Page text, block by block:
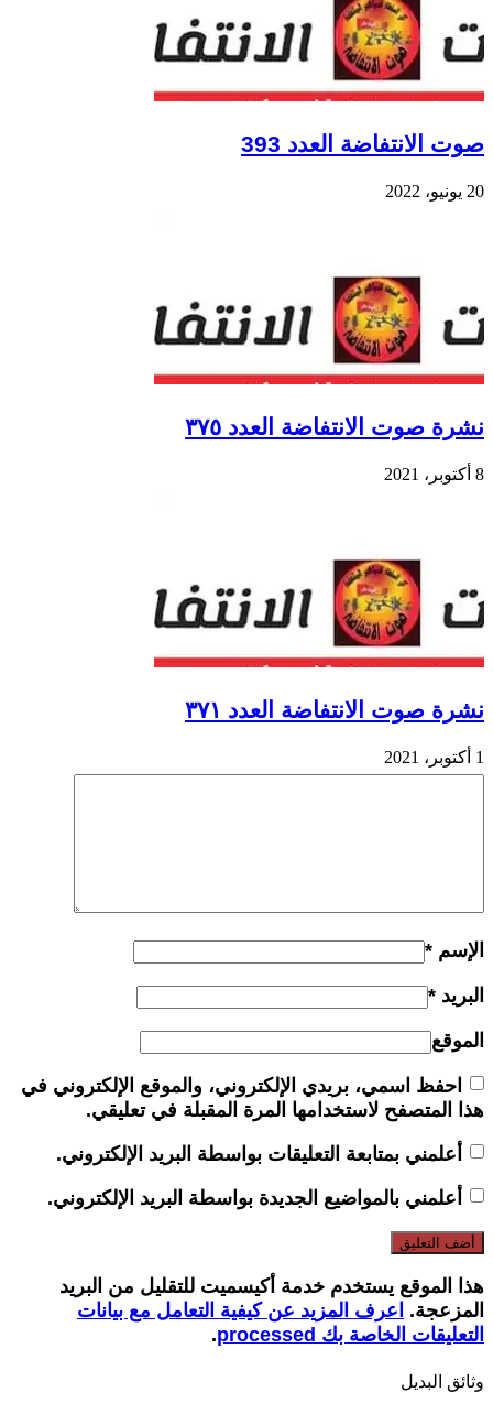
صوت الانتفاضة العدد 393
20 يونيو، 2022
نشرة صوت الانتفاضة العدد ٣٧٥
8 أكتوبر، 2021
نشرة صوت الانتفاضة العدد ٣٧١
1 أكتوبر، 2021
الإسم *
البريد *
الموقع
احفظ اسمي، بريدي الإلكتروني، والموقع الإلكتروني في
هذا المتصفح لاستخدامها المرة المقبلة في تعليقي.
أعلمني بمتابعة التعليقات بواسطة البريد الإلكتروني.
أعلمني بالمواضيع الجديدة بواسطة البريد الإلكتروني.
هذا الموقع يستخدم خدمة أكيسميت للتقليل من البريد
المزعجة. اعرف المزيد عن كيفية التعامل مع بيانات
التعليقات الخاصة بك processed
.
وثائق البدیل